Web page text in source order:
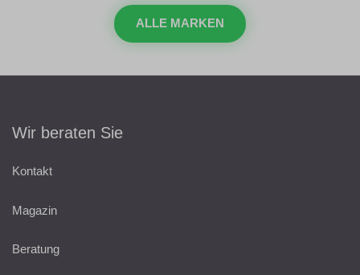
ALLE MARKEN
Wir beraten Sie
Kontakt
Magazin
Beratung